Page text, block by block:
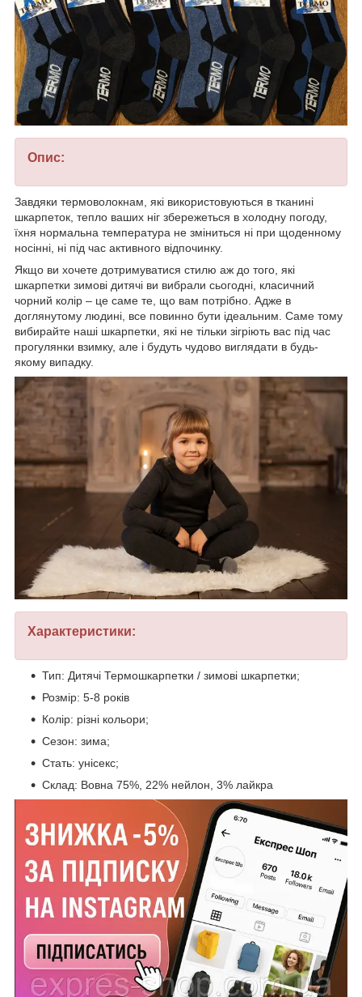
Опис:
Завдяки термоволокнам, які використовуються в тканині
шкарпеток, тепло ваших ніг збережеться в холодну погоду,
їхня нормальна температура не зміниться ні при щоденному
носінні, ні під час активного відпочинку.
Якщо ви хочете дотримуватися стилю аж до того, які
шкарпетки зимові дитячі ви вибрали сьогодні, класичний
чорний колір – це саме те, що вам потрібно. Адже в
доглянутому людині, все повинно бути ідеальним. Саме тому
вибирайте наші шкарпетки, які не тільки зігріють вас під час
прогулянки взимку, але і будуть чудово виглядати в будь-
якому випадку.
Характеристики:
Тип: Дитячі Термошкарпетки / зимові шкарпетки;
Розмір: 5-8 років
Колір: різні кольори;
Сезон: зима;
Стать: унісекс;
Склад: Вовна 75%, 22% нейлон, 3% лайкра